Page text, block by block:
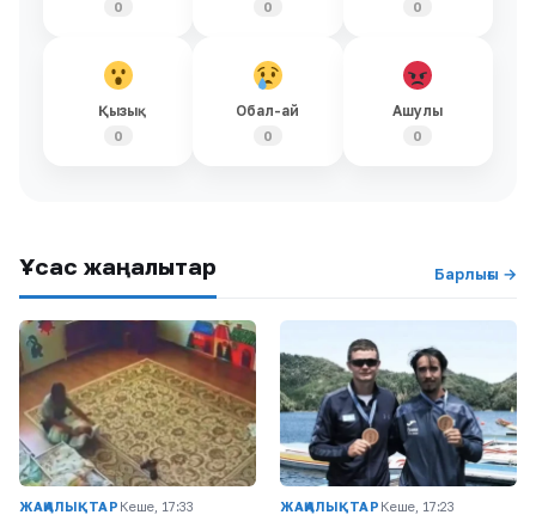
0 0 0
Қызық
0
Обал-ай
0
Ашулы
0
Ұқсас жаңалықтар Барлығы →
ЖАҢАЛЫҚТАР Кеше, 17:33 ЖАҢАЛЫҚТАР Кеше, 17:23